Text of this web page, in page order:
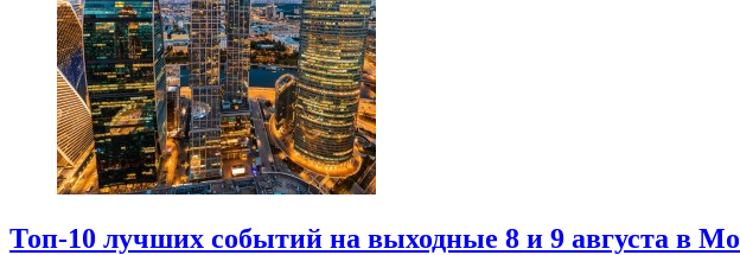
Топ-10 лучших событий на выходные 8 и 9 августа в